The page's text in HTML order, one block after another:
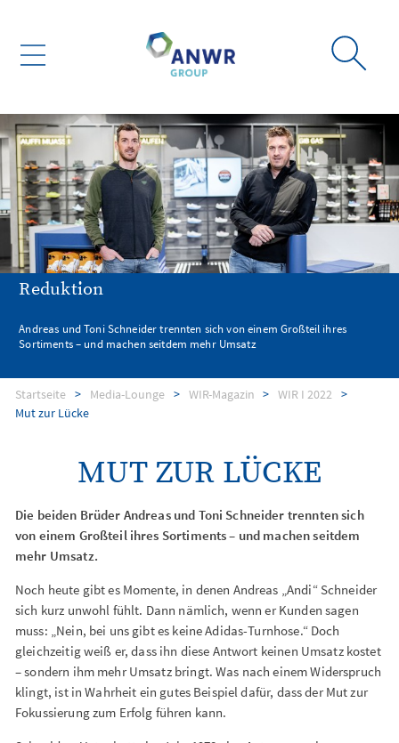
Reduktion
Andreas und Toni Schneider trennten sich von einem Großteil ihres
Sortiments – und machen seitdem mehr Umsatz
Startseite Media-Lounge WIR-Magazin
WIR I 2022
Mut zur Lücke
MUT ZUR LÜCKE
Die beiden Brüder Andreas und Toni Schneider trennten sich
von einem Großteil ihres Sortiments – und machen seitdem
mehr Umsatz.
Noch heute gibt es Momente, in denen Andreas „Andi“ Schneider
sich kurz unwohl fühlt. Dann nämlich, wenn er Kunden sagen
muss: „Nein, bei uns gibt es keine Adidas-Turnhose.“ Doch
gleichzeitig weiß er, dass ihn diese Antwort keinen Umsatz kostet
– sondern ihm mehr Umsatz bringt. Was nach einem Widerspruch
klingt, ist in Wahrheit ein gutes Beispiel dafür, dass der Mut zur
Fokussierung zum Erfolg führen kann.